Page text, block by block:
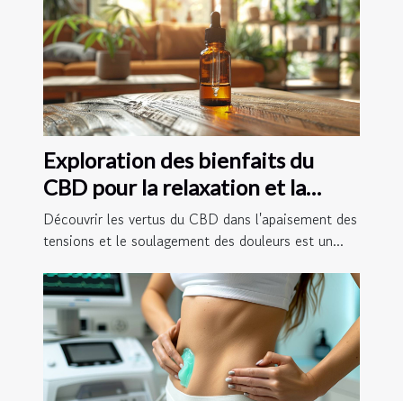
Exploration des bienfaits du
CBD pour la relaxation et la
gestion de la douleur
Découvrir les vertus du CBD dans l'apaisement des
tensions et le soulagement des douleurs est un...